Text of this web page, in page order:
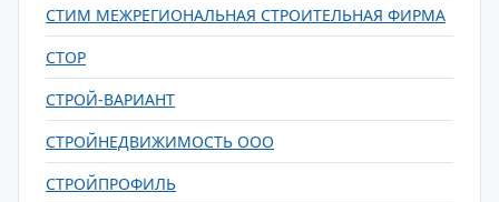
СТИМ МЕЖРЕГИОНАЛЬНАЯ СТРОИТЕЛЬНАЯ ФИРМА
СТОР
СТРОЙ-ВАРИАНТ
СТРОЙНЕДВИЖИМОСТЬ ООО
СТРОЙПРОФИЛЬ